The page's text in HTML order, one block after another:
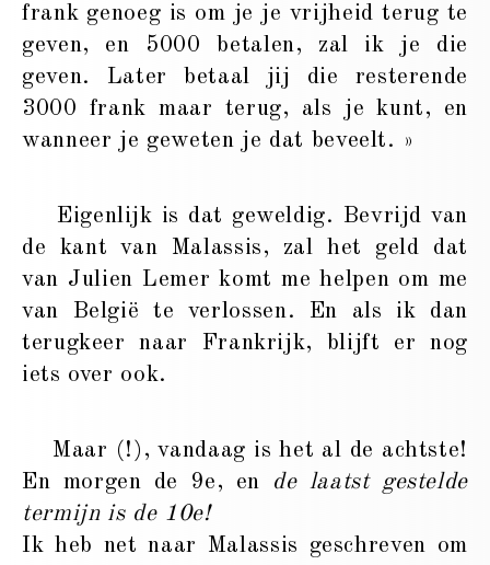
frank genoeg is om je je vrijheid terug te
geven, en 5000 betalen, zal ik je die
geven. Later betaal jij die resterende
3000 frank maar terug, als je kunt, en
wanneer je geweten je dat beveelt. »
Eigenlijk is dat geweldig. Bevrijd van
de kant van Malassis, zal het geld dat
van Julien Lemer komt me helpen om me
van België te verlossen. En als ik dan
terugkeer naar Frankrijk, blijft er nog
iets over ook.
Maar (!), vandaag is het al de achtste!
En morgen de 9e, en de laatst gestelde
termijn is de 10e!
Ik heb net naar Malassis geschreven om